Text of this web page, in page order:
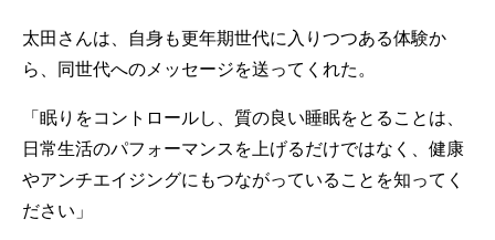
太田さんは、自身も更年期世代に入りつつある体験か
ら、同世代へのメッセージを送ってくれた。
「眠りをコントロールし、質の良い睡眠をとることは、
日常生活のパフォーマンスを上げるだけではなく、健康
やアンチエイジングにもつながっていることを知ってく
ださい」